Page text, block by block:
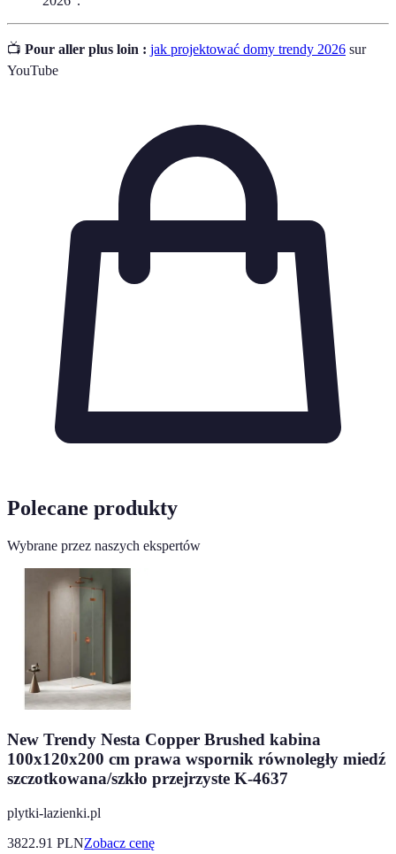
📺 Pour aller plus loin : jak projektować domy trendy 2026 sur
YouTube
Polecane produkty
Wybrane przez naszych ekspertów
New Trendy Nesta Copper Brushed kabina
100x120x200 cm prawa wspornik równoległy miedź
szczotkowana/szkło przejrzyste K-4637
plytki-lazienki.pl
3822.91 PLNZobacz cenę